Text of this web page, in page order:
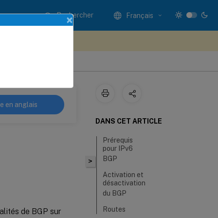
Rechercher Français
en anglais
de BGP sur
>
DANS CET ARTICLE
Prérequis
pour IPv6
BGP
Activation et
désactivation
du BGP
Routes
×